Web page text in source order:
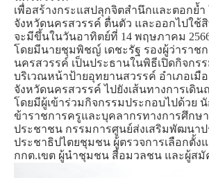
เพื่อสร้างกระแสปลุกจิตสำนึกและตอกย้
จังหวัดนครสวรรค์ ตื่นตัว และออกไปใช้
จะมีขึ้นในวันอาทิตย์ที่ 14 พฤษภาคม
โดยมีนายชุมพิชญ์ เดชะรัฐ รองผู้ว่าราช
นครสวรรค์ เป็นประธานในพิธีเปิดกิจก
บริเวณหน้าป้ายอุทยานสวรรค์ อำเภอเมื
จังหวัดนครสวรรค์ ไปยังเส้นทางการเดิ
โดยมีผู้เข้าร่วมกิจกรรมประกอบไปด้วย
ข้าราชการครูและบุคลากรทางการศึกษ
ประชาชน กรรมการศูนย์ส่งเสริมพัฒนาป
ประชาธิปไตยชุมชน ผู้ตรวจการเลือกตั้ง
กกต.เขต ผู้นำชุมชน สื่อมวลชน และผู้สมั